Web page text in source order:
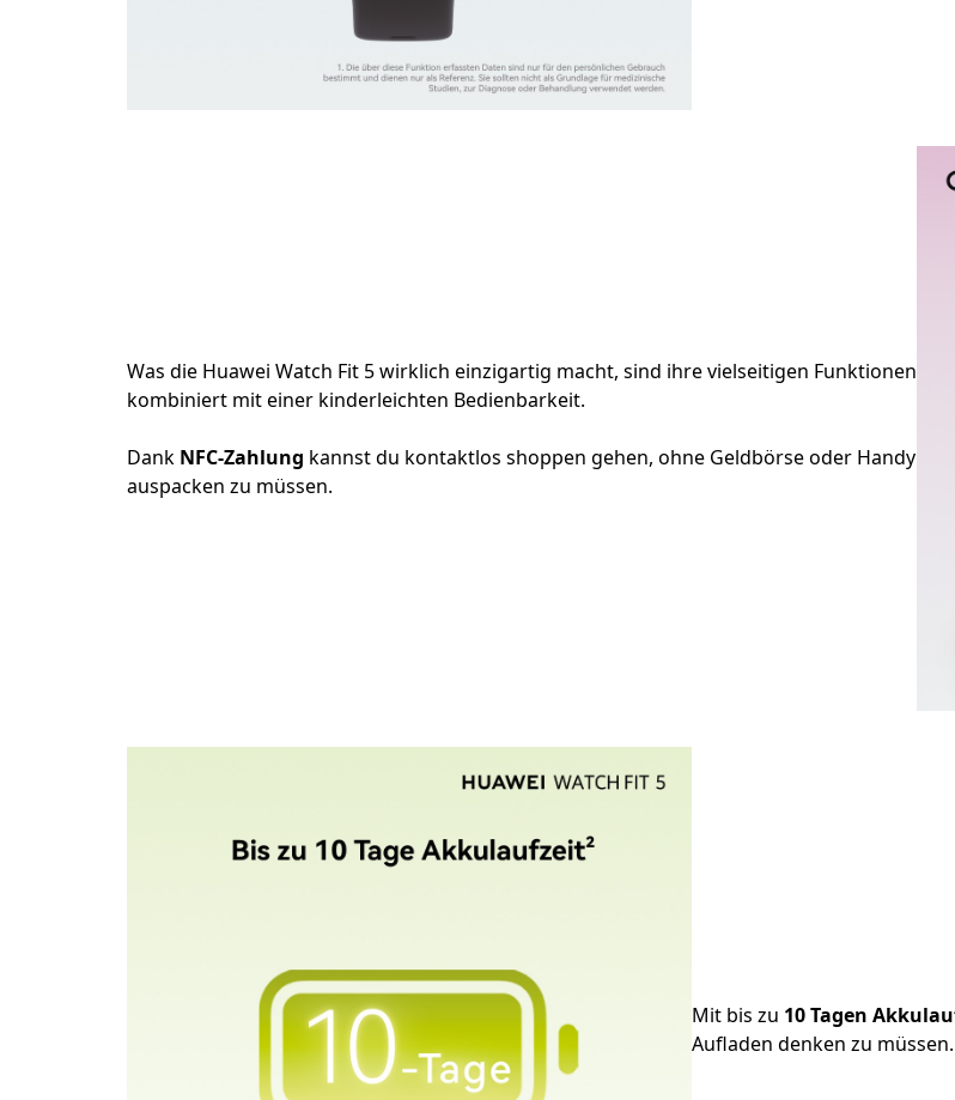
Was die Huawei Watch Fit 5 wirklich einzigartig macht, sind ihre vielseitigen Funktionen
kombiniert mit einer kinderleichten Bedienbarkeit.
Dank NFC-Zahlung kannst du kontaktlos shoppen gehen, ohne Geldbörse oder Handy
auspacken zu müssen.
Mit bis zu 10 Tagen
Aufladen denken zu müssen.